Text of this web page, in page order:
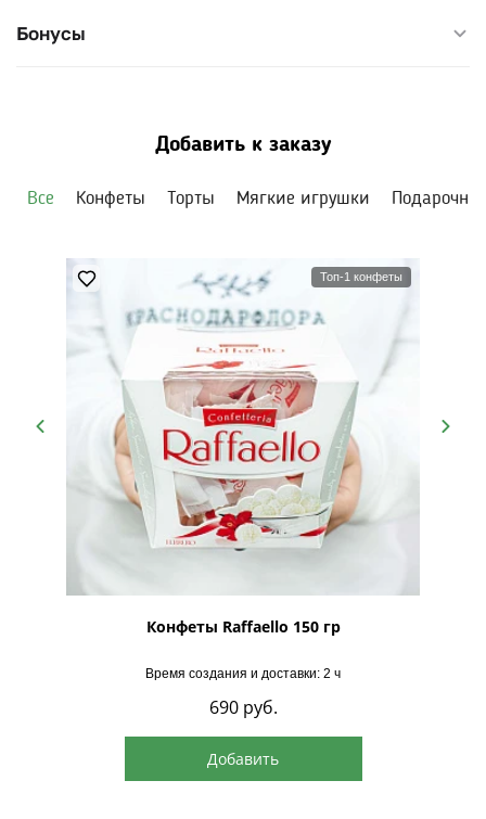
Бонусы
Добавить к заказу
Все Конфеты Торты Мягкие игрушки
Топ-1 конфеты
Конфеты Raffaello 150 гр
Время создания и доставки: 2 ч
690 руб.
Добавить